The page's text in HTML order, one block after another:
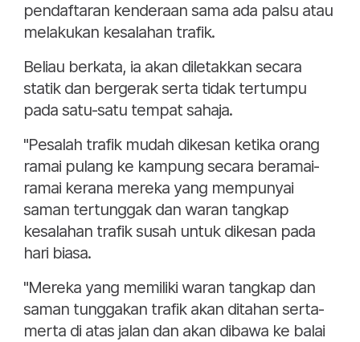
pendaftaran kenderaan sama ada palsu atau
melakukan kesalahan trafik.
Beliau berkata, ia akan diletakkan secara
statik dan bergerak serta tidak tertumpu
pada satu-satu tempat sahaja.
"Pesalah trafik mudah dikesan ketika orang
ramai pulang ke kampung secara beramai-
ramai kerana mereka yang mempunyai
saman tertunggak dan waran tangkap
kesalahan trafik susah untuk dikesan pada
hari biasa.
"Mereka yang memiliki waran tangkap dan
saman tunggakan trafik akan ditahan serta-
merta di atas jalan dan akan dibawa ke balai